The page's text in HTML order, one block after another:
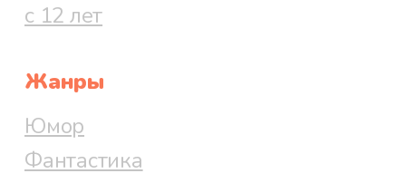
с 12 лет
Жанры
Юмор
Фантастика